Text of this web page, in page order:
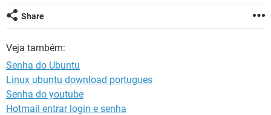
Share
Veja também:
Senha do Ubuntu
Linux ubuntu download portugues
Senha do youtube
Hotmail entrar login e senha